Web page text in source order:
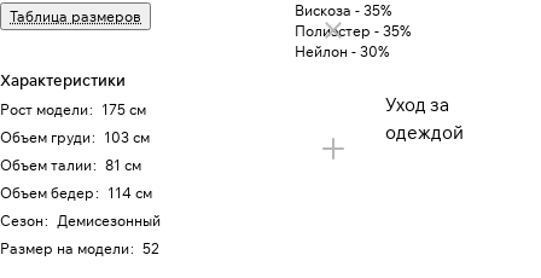
Таблица размеров
Характеристики
Рост модели: 175 см
Объем груди: 103 см
Объем талии: 81 см
Объем бедер: 114 см
Сезон: Демисезонный
Размер на модели: 52
Вискоза - 35%
Полиэстер - 35%
Нейлон - 30%
Уход за
одеждой